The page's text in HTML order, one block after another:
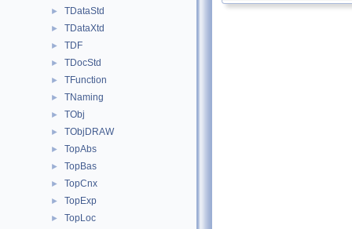
► TDataStd
► TDataXtd
► TDF
► TDocStd
► TFunction
► TNaming
► TObj
► TObjDRAW
► TopAbs
► TopBas
► TopCnx
► TopExp
► TopLoc